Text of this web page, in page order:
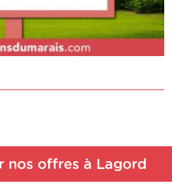
nos offres à Lagord